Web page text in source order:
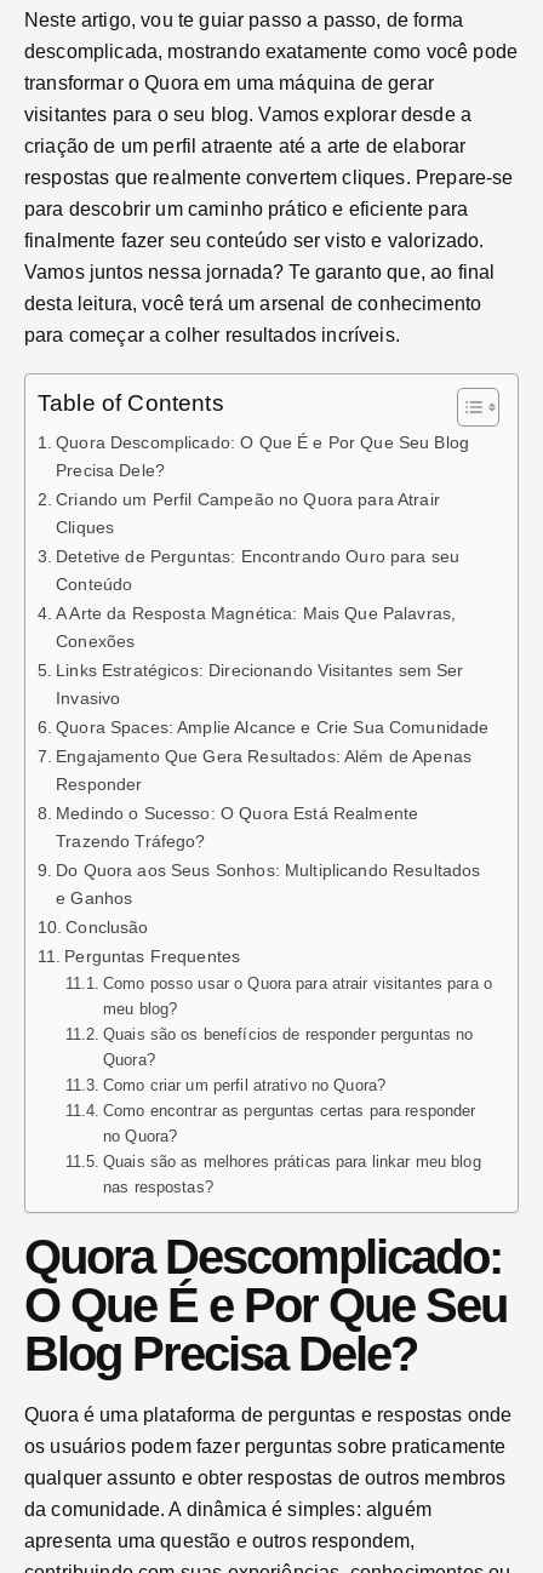
Neste artigo, vou te guiar passo a passo, de forma
descomplicada, mostrando exatamente como você pode
transformar o Quora em uma máquina de gerar
visitantes para o seu blog. Vamos explorar desde a
criação de um perfil atraente até a arte de elaborar
respostas que realmente convertem cliques. Prepare-se
para descobrir um caminho prático e eficiente para
finalmente fazer seu conteúdo ser visto e valorizado.
Vamos juntos nessa jornada? Te garanto que, ao final
desta leitura, você terá um arsenal de conhecimento
para começar a colher resultados incríveis.
Table of Contents
Quora Descomplicado: O Que É e Por Que Seu Blog
Precisa Dele?
Criando um Perfil Campeão no Quora para Atrair
Cliques
Detetive de Perguntas: Encontrando Ouro para seu
Conteúdo
A Arte da Resposta Magnética: Mais Que Palavras,
Conexões
Links Estratégicos: Direcionando Visitantes sem Ser
Invasivo
Quora Spaces: Amplie Alcance e Crie Sua Comunidade
Engajamento Que Gera Resultados: Além de Apenas
Responder
Medindo o Sucesso: O Quora Está Realmente
Trazendo Tráfego?
Do Quora aos Seus Sonhos: Multiplicando Resultados
e Ganhos
Conclusão
Perguntas Frequentes
Como posso usar o Quora para atrair visitantes para o
meu blog?
Quais são os benefícios de responder perguntas no
Quora?
Como criar um perfil atrativo no Quora?
Como encontrar as perguntas certas para responder
no Quora?
Quais são as melhores práticas para linkar meu blog
nas respostas?
Quora Descomplicado:
O Que É e Por Que Seu
Blog Precisa Dele?
Quora é uma plataforma de perguntas e respostas onde
os usuários podem fazer perguntas sobre praticamente
qualquer assunto e obter respostas de outros membros
da comunidade. A dinâmica é simples: alguém
apresenta uma questão e outros respondem,